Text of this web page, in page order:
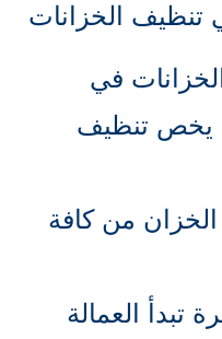
تنظيف الخزانات
في
يخص تنظيف
الخزان من كافة
تبدأ العمالة